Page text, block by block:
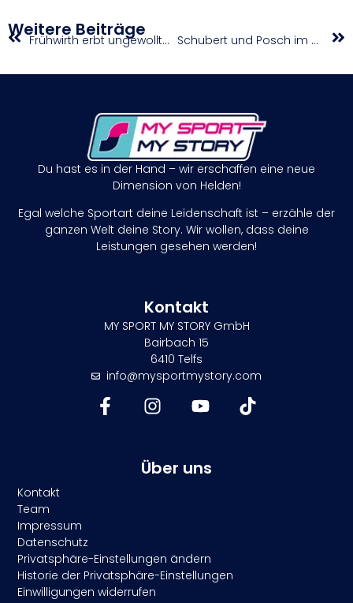
Weitere Beiträge Frühwirth erbt ungewolltes Podium im Straßenrennen beim Para-Weltcup in Ostende Schubert und Posch im Boulder-Semifinale eine Klasse für sich
Du hast es in der Hand – wir erschaffen eine neue
Dimension von Helden!
Egal welche Sportart deine Leidenschaft ist – erzähle der
ganzen Welt deine Story. Wir wollen, dass deine
Leistungen gesehen werden!
Kontakt
MY SPORT MY STORY GmbH
Bairbach 15
6410 Telfs
info@mysportmystory.com
Über uns
Kontakt
Team
Impressum
Datenschutz
Privatsphäre-Einstellungen ändern
Historie der Privatsphäre-Einstellungen
Einwilligungen widerrufen